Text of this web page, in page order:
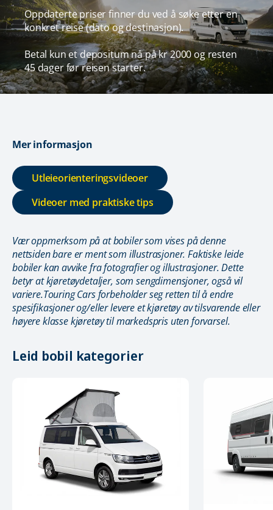
Oppdaterte priser finner du ved å søke etter en
konkret reise (dato og destinasjon).
Betal kun et depositum nå på kr 2000 og resten
45 dager før reisen starter.
Mer informasjon
Utleieorienteringsvideoer
Videoer med praktiske tips
Vær oppmerksom på at bobiler som vises på denne
nettsiden bare er ment som illustrasjoner. Faktiske leide
bobiler kan avvike fra fotografier og illustrasjoner. Dette
betyr at kjøretøydetaljer, som sengdimensjoner, også vil
variere.Touring Cars forbeholder seg retten til å endre
spesifikasjoner og/eller levere et kjøretøy av tilsvarende eller
høyere klasse kjøretøy til markedspris uten forvarsel.
Leid bobil kategorier